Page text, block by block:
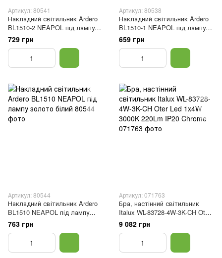
Артикул: 80541
Накладний світильник Ardero
BL1510-2 NEAPOL під лампу
золото
729 грн
Артикул: 80538
Накладний світильник Ardero
BL1510-1 NEAPOL під лампу
чорний
659 грн
Артикул: 80544
Накладний світильник Ardero
BL1510 NEAPOL під лампу
золото білий
763 грн
Артикул: 071763
Бра, настінний світильник
Italux WL-83728-4W-3K-CH Oter
Led 1x4W 3000K 220Lm IP20
Chrome
9 082 грн